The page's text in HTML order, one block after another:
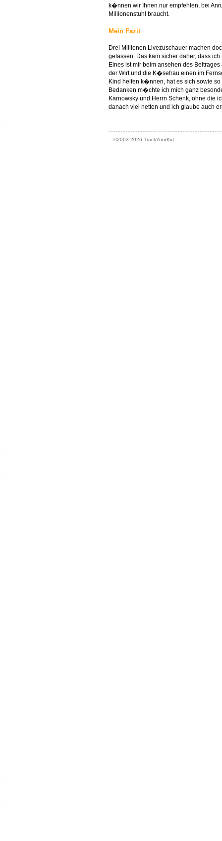
k�nnen wir Ihnen nur empfehlen, bei
Millionenstuhl braucht.
Mein Fazit
Drei Millionen Livezuschauer machen
gelassen. Das kam sicher daher, dass
Eines ist mir beim ansehen des
der Wirt und die K�sefrau einen im
Kind helfen k�nnen, hat es sich sowie so
Bedanken m�chte ich mich ganz
Karnowsky und Herrn Schenk, ohne die
danach viel netten und ich glaube auch
©2003-2026 TrackYourKid